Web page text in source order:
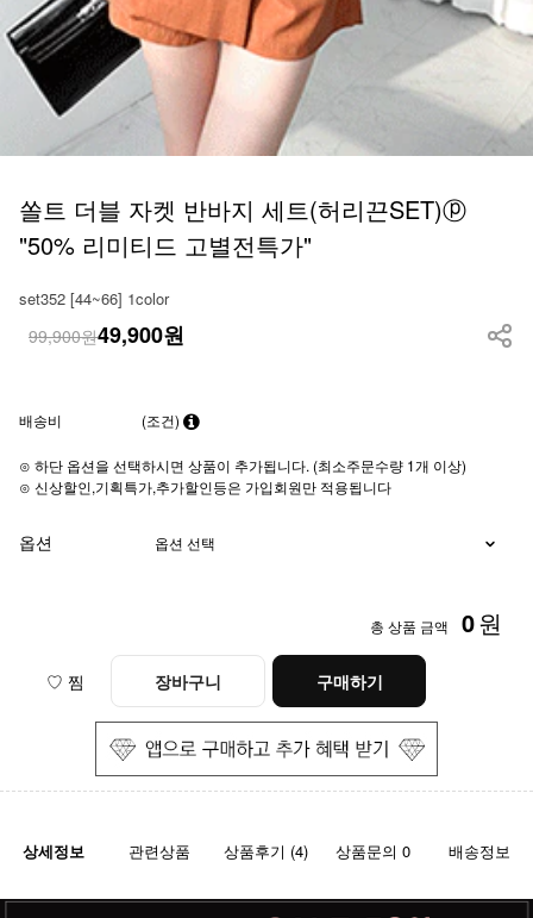
쏠트 더블 자켓 반바지 세트(허리끈SET)ⓟ
"50% 리미티드 고별전특가"
set352 [44~66] 1color
99,900원49,900원
배송비 (조건)
⊙ 하단 옵션을 선택하시면 상품이 추가됩니다. (최소주문수량 1개 이상)
⊙ 신상할인,기획특가,추가할인등은 가입회원만 적용됩니다
옵션
총 상품 금액 0원
♡ 찜 장바구니 구매하기
상세정보 관련상품 상품후기 (4) 상품문의 0 배송정보